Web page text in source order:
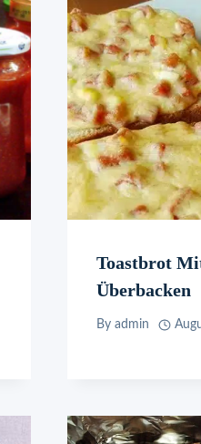
Toastbrot
Überbacken
By admin